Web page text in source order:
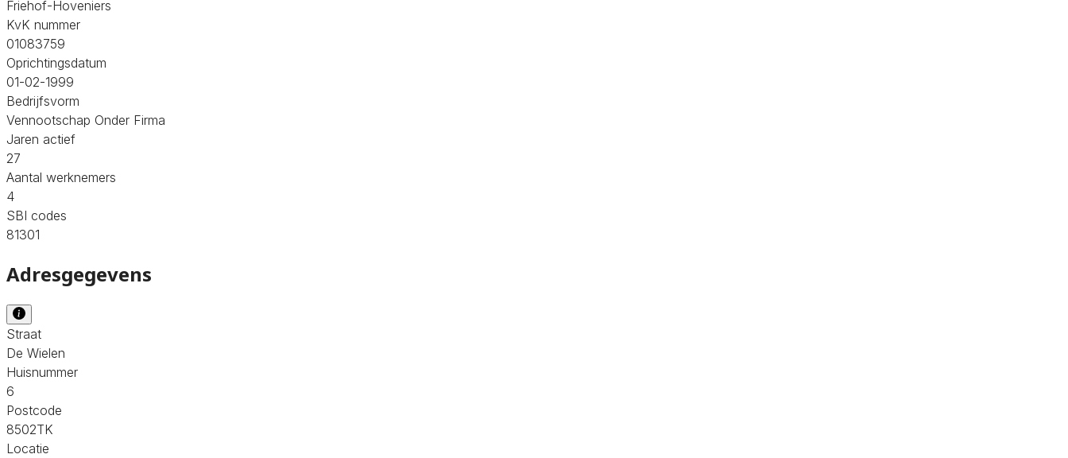
Friehof-Hoveniers
KvK nummer
01083759
Oprichtingsdatum
01-02-1999
Bedrijfsvorm
Vennootschap Onder Firma
Jaren actief
27
Aantal werknemers
4
SBI codes
81301
Adresgegevens
Straat
De Wielen
Huisnummer
6
Postcode
8502TK
Locatie